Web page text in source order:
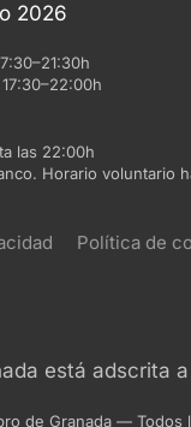
2026
las 22:00h
Horario voluntario
Política de
está adscrita
de Granada — Todos